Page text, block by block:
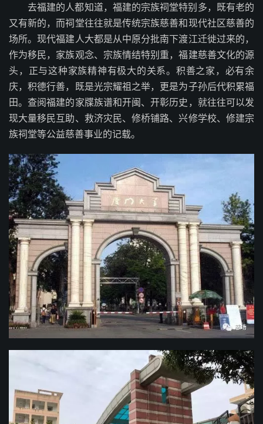
去福建的人都知道，福建的宗族祠堂特别多，既有老的
又有新的，而祠堂往往就是传统宗族慈善和现代社区慈善的
场所。现代福建人大都是从中原分批南下渡江迁徙过来的，
作为移民，家族观念、宗族情结特别重，福建慈善文化的源
头，正与这种家族精神有极大的关系。积善之家，必有余
庆，积德行善，既是光宗耀祖之举，更是为子孙后代积累福
田。查阅福建的家牒族谱和开闽、开彰历史，就往往可以发
现大量移民互助、救济灾民、修桥铺路、兴修学校、修建宗
族祠堂等公益慈善事业的记载。